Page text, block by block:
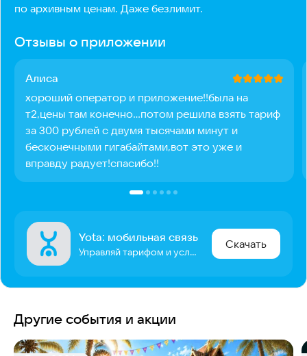
по архивным ценам. Даже безлимит.
Отзывы о приложении
Алиса
хороший оператор и приложение!!была на
т2,цены там конечно...потом решила взять тариф
за 300 рублей с двумя тысячами минут и
бесконечными гигабайтами,вот это уже и
вправду радует!спасибо!!
Yota: мобильная связь
Управляй тарифом и услугами
Скачать
Другие события и акции